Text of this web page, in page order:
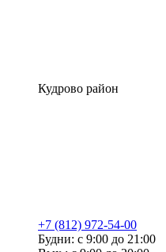
Кудрово район
+7 (812) 972-54-00
Будни: с 9:00 до 21:00